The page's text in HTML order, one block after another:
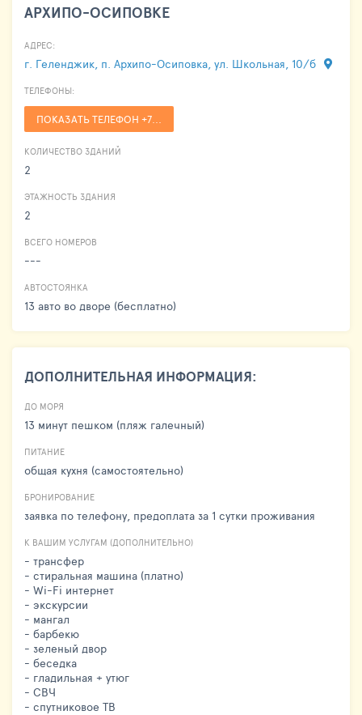
АРХИПО-ОСИПОВКЕ
АДРЕС:
г. Геленджик, п. Архипо-Осиповка, ул. Школьная, 10/б
ТЕЛЕФОНЫ:
ПОКАЗАТЬ ТЕЛЕФОН +7...
КОЛИЧЕСТВО ЗДАНИЙ
2
ЭТАЖНОСТЬ ЗДАНИЯ
2
ВСЕГО НОМЕРОВ
---
АВТОСТОЯНКА
13 авто во дворе (бесплатно)
ДОПОЛНИТЕЛЬНАЯ ИНФОРМАЦИЯ:
ДО МОРЯ
13 минут пешком (пляж галечный)
ПИТАНИЕ
общая кухня (самостоятельно)
БРОНИРОВАНИЕ
заявка по телефону, предоплата за 1 сутки проживания
К ВАШИМ УСЛУГАМ (ДОПОЛНИТЕЛЬНО)
- трансфер
- стиральная машина (платно)
- Wi-Fi интернет
- экскурсии
- мангал
- барбекю
- зеленый двор
- беседка
- гладильная + утюг
- СВЧ
- спутниковое ТВ